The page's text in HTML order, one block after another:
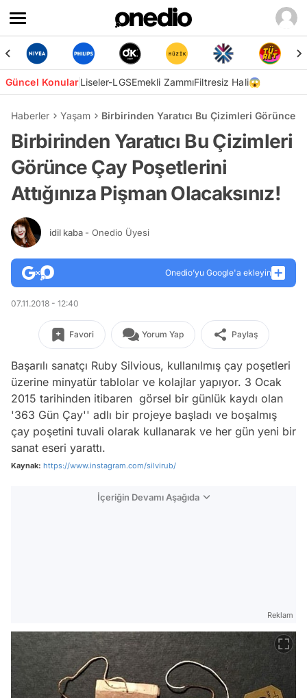
Güncel KonularLiseler-LGSEmekli ZammıFiltresiz Hali😱
Haberler Yaşam Birbirinden Yaratıcı Bu Çizimleri Görünce
Birbirinden Yaratıcı Bu Çizimleri
Görünce Çay Poşetlerini
Attığınıza Pişman Olacaksınız!
idil kaba - Onedio Üyesi
Onedio’yu Google'a ekleyin
07.11.2018 - 12:40
Favori Yorum Yap Paylaş
Başarılı sanatçı Ruby Silvious, kullanılmış çay poşetleri
üzerine minyatür tablolar ve kolajlar yapıyor. 3 Ocak
2015 tarihinden itibaren görsel bir günlük kaydı olan
'363 Gün Çay'' adlı bir projeye başladı ve boşalmış
çay poşetini tuvali olarak kullanarak ve her gün yeni bir
sanat eseri yarattı.
Kaynak: https://www.instagram.com/silvirub/
İçeriğin Devamı Aşağıda
Reklam